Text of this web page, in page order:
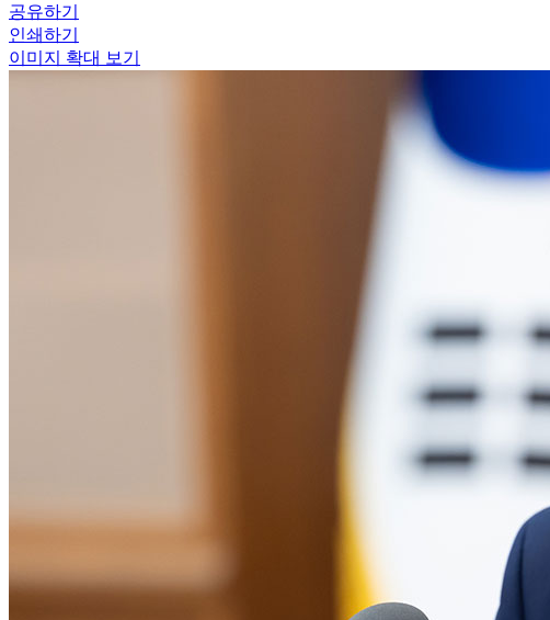
공유하기
인쇄하기
이미지 확대 보기